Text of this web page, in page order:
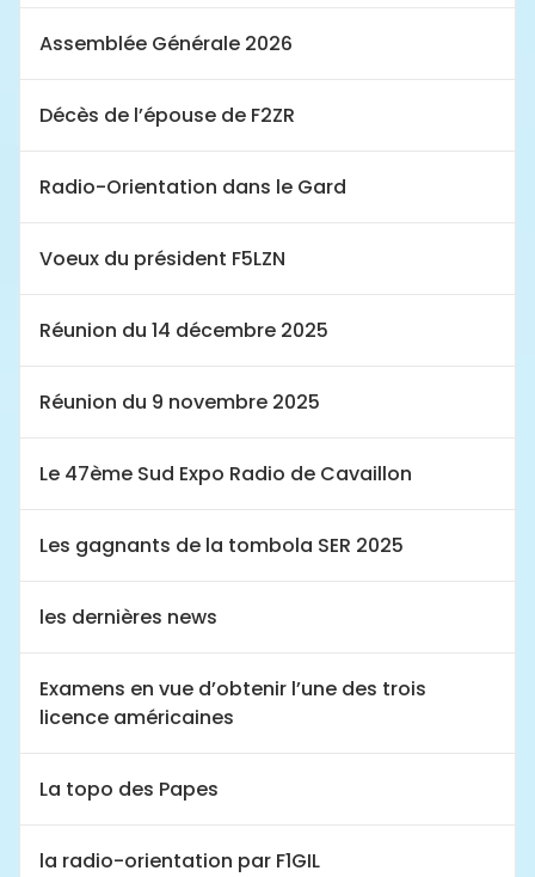
Assemblée Générale 2026
Décès de l’épouse de F2ZR
Radio-Orientation dans le Gard
Voeux du président F5LZN
Réunion du 14 décembre 2025
Réunion du 9 novembre 2025
Le 47ème Sud Expo Radio de Cavaillon
Les gagnants de la tombola SER 2025
les dernières news
Examens en vue d’obtenir l’une des trois
licence américaines
La topo des Papes
la radio-orientation par F1GIL